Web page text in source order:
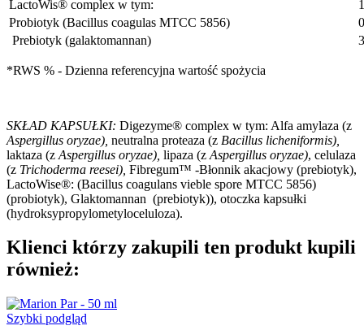
LactoWis® complex w tym:
Probiotyk (Bacillus coagulas MTCC 5856)
Prebiotyk (galaktomannan)
*RWS % - Dzienna referencyjna wartość spożycia
SKŁAD KAPSUŁKI: Digezyme® complex w tym: Alfa amylaza (z
Aspergillus oryzae), neutralna proteaza (z Bacillus licheniformis),
laktaza (z Aspergillus oryzae), lipaza (z Aspergillus oryzae), celulaza
(z Trichoderma reesei), Fibregum™ -Błonnik akacjowy (prebiotyk),
LactoWise®: (Bacillus coagulans vieble spore MTCC 5856)
(probiotyk), Glaktomannan (prebiotyk)), otoczka kapsułki
(hydroksypropylometyloceluloza).
Klienci którzy zakupili ten produkt kupili
również:
Szybki podgląd